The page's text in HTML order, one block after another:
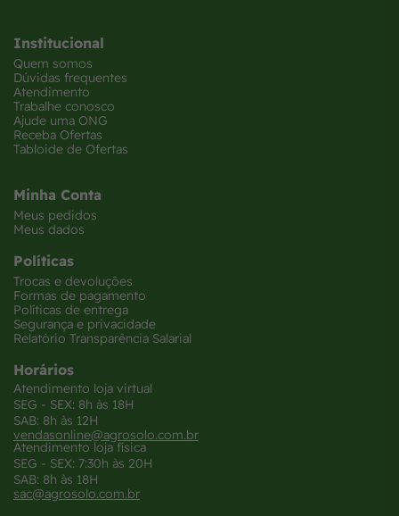
Institucional
Quem somos
Dúvidas frequentes
Atendimento
Trabalhe conosco
Ajude uma ONG
Receba Ofertas
Tabloide de Ofertas
Minha Conta
Meus pedidos
Meus dados
Políticas
Trocas e devoluções
Formas de pagamento
Políticas de entrega
Segurança e privacidade
Relatório Transparência Salarial
Horários
Atendimento loja virtual
SEG - SEX: 8h às 18H
SAB: 8h às 12H
vendasonline@agrosolo.com.br
Atendimento loja física
SEG - SEX: 7:30h às 20H
SAB: 8h às 18H
sac@agrosolo.com.br